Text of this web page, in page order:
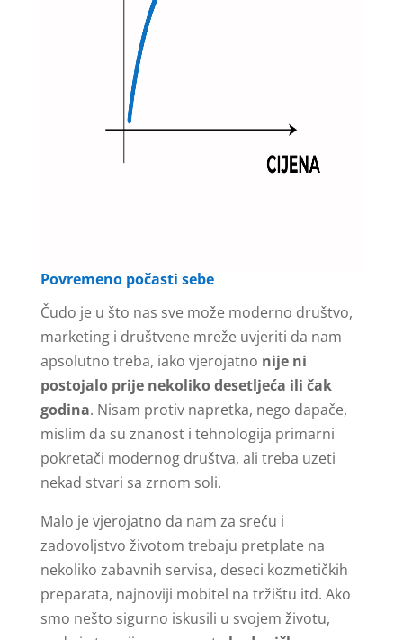
Povremeno počasti sebe
Čudo je u što nas sve može moderno društvo,
marketing i društvene mreže uvjeriti da nam
apsolutno treba, iako vjerojatno nije ni
postojalo prije nekoliko desetljeća ili čak
godina. Nisam protiv napretka, nego dapače,
mislim da su znanost i tehnologija primarni
pokretači modernog društva, ali treba uzeti
nekad stvari sa zrnom soli.
Malo je vjerojatno da nam za sreću i
zadovoljstvo životom trebaju pretplate na
nekoliko zabavnih servisa, deseci kozmetičkih
preparata, najnoviji mobitel na tržištu itd. Ako
smo nešto sigurno iskusili u svojem životu,